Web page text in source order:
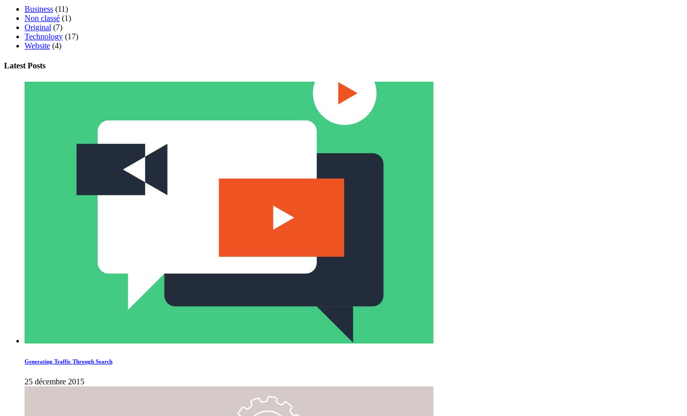
Business (11)
Non classé (1)
Original (7)
Technology (17)
Website (4)
Latest Posts
Generating Traffic Through Search
25 décembre 2015